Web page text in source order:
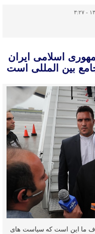
اسلامی ایران
بین المللی است
ما این است که سیاست های